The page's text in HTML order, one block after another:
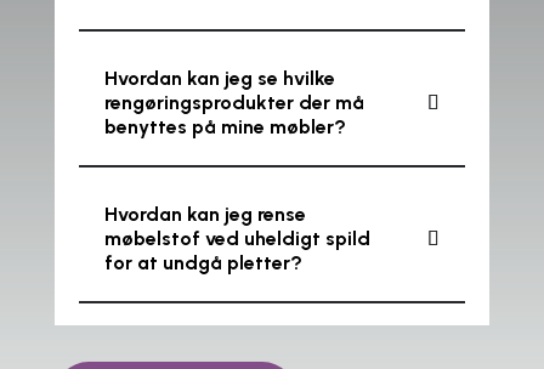
Hvordan kan jeg se hvilke
rengøringsprodukter der må
benyttes på mine møbler?
Hvordan kan jeg rense
møbelstof ved uheldigt spild
for at undgå pletter?